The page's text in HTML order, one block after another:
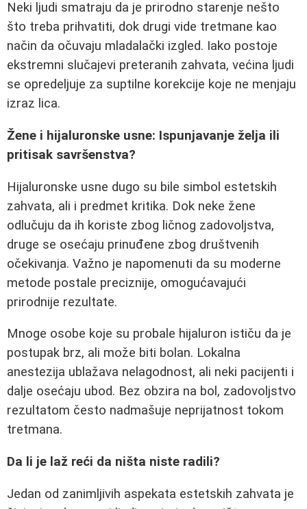
Neki ljudi smatraju da je prirodno starenje nešto
što treba prihvatiti, dok drugi vide tretmane kao
način da očuvaju mladalački izgled. Iako postoje
ekstremni slučajevi preteranih zahvata, većina ljudi
se opredeljuje za suptilne korekcije koje ne menjaju
izraz lica.
Žene i hijaluronske usne: Ispunjavanje želja ili
pritisak savršenstva?
Hijaluronske usne dugo su bile simbol estetskih
zahvata, ali i predmet kritika. Dok neke žene
odlučuju da ih koriste zbog ličnog zadovoljstva,
druge se osećaju prinuđene zbog društvenih
očekivanja. Važno je napomenuti da su moderne
metode postale preciznije, omogućavajući
prirodnije rezultate.
Mnoge osobe koje su probale hijaluron ističu da je
postupak brz, ali može biti bolan. Lokalna
anestezija ublažava nelagodnost, ali neki pacijenti i
dalje osećaju ubod. Bez obzira na bol, zadovoljstvo
rezultatom često nadmašuje neprijatnost tokom
tretmana.
Da li je laž reći da ništa niste radili?
Jedan od zanimljivih aspekata estetskih zahvata je